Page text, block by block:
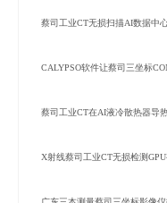
蔡司工业CT无损扫描AI数据中
CALYPSO软件让蔡司三坐标
蔡司工业CT在AI液冷散热器导
X射线蔡司工业CT无损检测